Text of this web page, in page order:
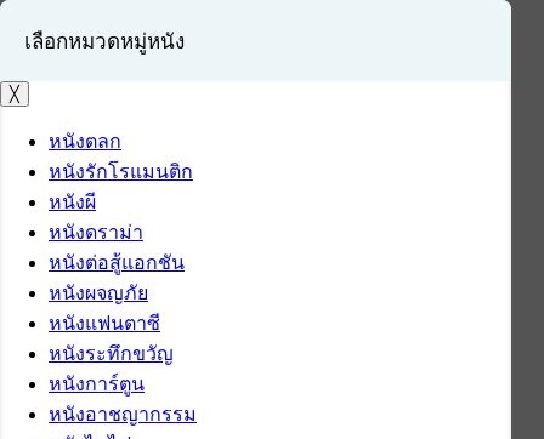
เข้าสู่ระบบ
สมัครสมาชิก
เลือกหมวดหมู่หนัง
╳
หนังตลก
หนังรักโรแมนติก
หนังผี
หนังดราม่า
หนังต่อสู้แอกชัน
หนังผจญภัย
หนังแฟนตาซี
หนังระทึกขวัญ
หนังการ์ตูน
หนังอาชญากรรม